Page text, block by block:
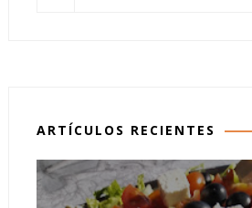
ARTÍCULOS RECIENTES